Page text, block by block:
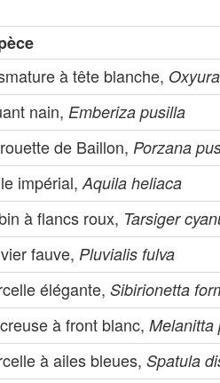
à tête blanche,
nain, Emberiza pusilla
de Baillon, Porzana
impérial,Aquila heliaca
à flancs roux, Tarsiger
fauve, Pluvialis fulva
élégante,Sibirionetta
à front blanc,Melanitta
à ailes bleues,Spatula